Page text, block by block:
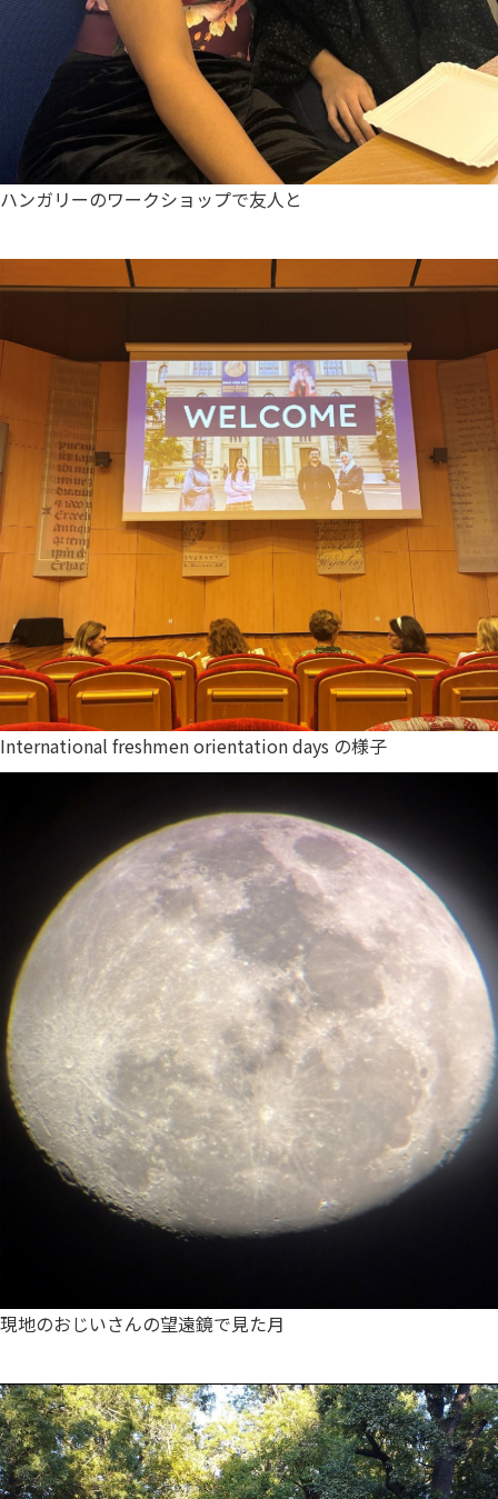
ハンガリーのワークショップで友人と
International freshmen orientation days の様子
現地のおじいさんの望遠鏡で見た月